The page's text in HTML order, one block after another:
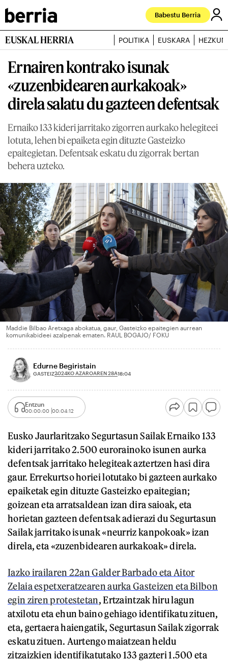
Babestu Berria
EUSKAL HERRIA POLITIKA EUSKARA
Ernairen kontrako isunak
«zuzenbidearen aurkakoak»
direla salatu du gazteen defentsak
Ernaiko 133 kideri jarritako zigorren aurkako helegiteei
lotuta, lehen bi epaiketa egin dituzte Gasteizko
epaitegietan. Defentsak eskatu du zigorrak bertan
behera uzteko.
Maddie Bilbao Aretxaga abokatua, gaur, Gasteizko epaitegien aurrean
komunikabideei azalpenak ematen. RAUL BOGAJO/ FOKU
Edurne Begiristain
GASTEIZ2024KO AZAROAREN 28A18:04
Entzun
00:00:00 00:04:12
Eusko Jaurlaritzako Segurtasun Sailak Ernaiko 133
kideri jarritako 2.500 eurorainoko isunen aurka
defentsak jarritako helegiteak aztertzen hasi dira
gaur. Errekurtso horiei lotutako bi gazteen aurkako
epaiketak egin dituzte Gasteizko epaitegian;
goizean eta arratsaldean izan dira saioak, eta
horietan gazteen defentsak adierazi du Segurtasun
Sailak jarritako isunak «neurriz kanpokoak» izan
direla, eta «zuzenbidearen aurkakoak» direla.
Iazko irailaren 22an Galder Barbado eta Aitor
Zelaia espetxeratzearen aurka Gasteizen eta Bilbon
egin ziren protestetan, Ertzaintzak hiru lagun
atxilotu eta ehun baino gehiago identifikatu zituen,
eta, gertaera haiengatik, Segurtasun Sailak zigorrak
eskatu zituen. Aurtengo maiatzean heldu
zitzaizkien identifikatutako 133 gazteri 1.500 eta